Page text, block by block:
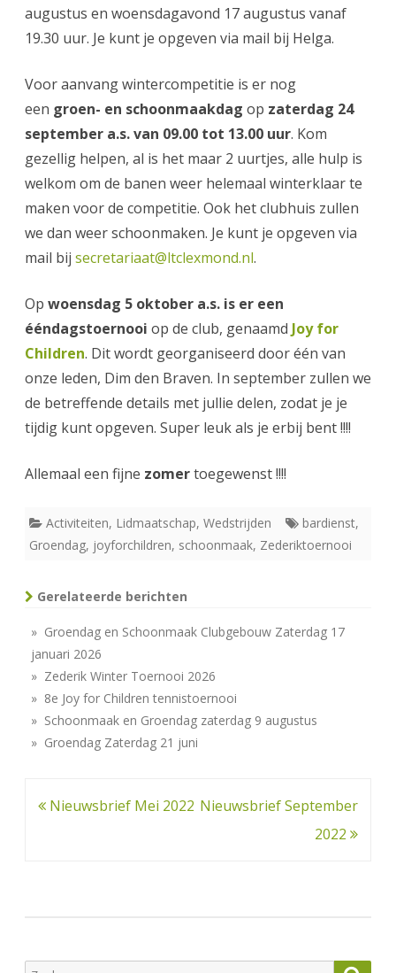
augustus en woensdagavond 17 augustus vanaf
19.30 uur. Je kunt je opgeven via mail bij Helga.
Voor aanvang wintercompetitie is er nog
een groen- en schoonmaakdag op zaterdag 24
september a.s. van 09.00 tot 13.00 uur. Kom
gezellig helpen, al is het maar 2 uurtjes, alle hulp is
welkom om de banen weer helemaal winterklaar te
maken voor de competitie. Ook het clubhuis zullen
we dan weer schoonmaken. Je kunt je opgeven via
mail bij secretariaat@ltclexmond.nl.
Op woensdag 5 oktober a.s. is er een
ééndagstoernooi op de club, genaamd Joy for
Children. Dit wordt georganiseerd door één van
onze leden, Dim den Braven. In september zullen we
de betreffende details met jullie delen, zodat je je
tijdig kunt opgeven. Super leuk als je erbij bent !!!!
Allemaal een fijne zomertoegewenst !!!!
Activiteiten, Lidmaatschap, Wedstrijden bardienst,
Groendag, joyforchildren, schoonmaak, Zederiktoernooi
Gerelateerde berichten
» Groendag en Schoonmaak Clubgebouw Zaterdag 17
januari 2026
» Zederik Winter Toernooi 2026
» 8e Joy for Children tennistoernooi
» Schoonmaak en Groendag zaterdag 9 augustus
» Groendag Zaterdag 21 juni
Bericht
Nieuwsbrief Mei 2022 Nieuwsbrief September
2022